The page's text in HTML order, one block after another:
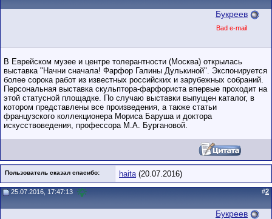
Букреев
Bad e-mail
В Еврейском музее и центре толерантности (Москва) открылась
выставка "Начни сначала! Фарфор Галины Дулькиной". Экспонируется
более сорока работ из известных российских и зарубежных собраний.
Персональная выставка скульптора-фарфориста впервые проходит на
этой статусной площадке. По случаю выставки выпущен каталог, в
котором представлены все произведения, а также статьи
французского коллекционера Мориса Баруша и доктора
искусствоведения, профессора М.А. Бургановой.
Пользователь сказал cпасибо: haita(20.07.2016)
25.07.2016, 17:47:13 #2
Букреев